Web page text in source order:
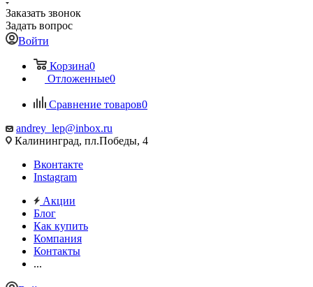
Заказать звонок
Задать вопрос
Войти
Корзина0
Отложенные0
Сравнение товаров0
andrey_lep@inbox.ru
Калининград, пл.Победы, 4
Вконтакте
Instagram
Акции
Блог
Как купить
Компания
Контакты
...